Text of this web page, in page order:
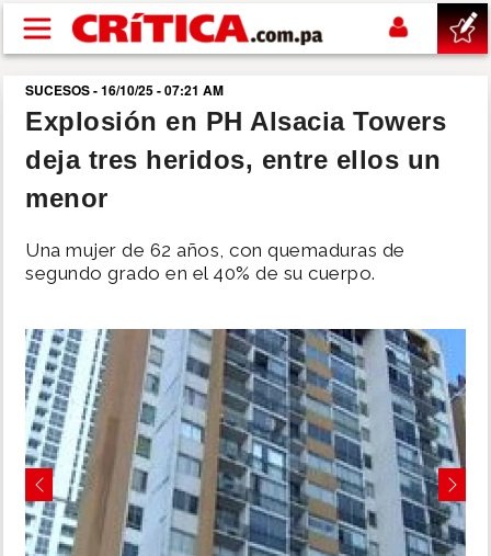
Pasar al contenido principal
buscar
SUCESOS
POLÍTICA
SHOW
DEPORTES
MUNDO
INSÓLITAS
SUCESOS - 16/10/25 - 07:21 AM
Explosión en PH Alsacia Towers
deja tres heridos, entre ellos un
menor
Una mujer de 62 años, con quemaduras de
segundo grado en el 40% de su cuerpo.
Previous Next